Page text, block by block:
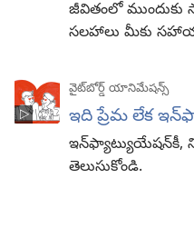
జీవితంలో
సలహాలు మీకు
వైట్‌బోర్డ్‌ యానిమేషన్స్‌
ఇది ప్రేమ లేక
ఇన్‌ఫ్యాట్యుయేషన్‌కీ,
తెలుసుకోండి.